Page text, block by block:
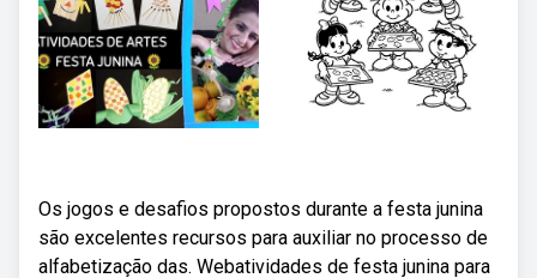
Os jogos e desafios propostos durante a festa junina
são excelentes recursos para auxiliar no processo de
alfabetização das. Webatividades de festa junina para